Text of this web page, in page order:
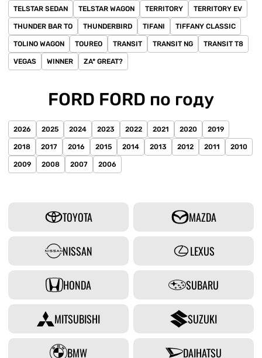
TELSTAR SEDAN TELSTAR WAGON TERRITORY TERRITORY EV
THUNDER BAR TO THUNDERBIRD TIFANI TIFFANY CLASSIC
TOLINO WAGON TOUREO TRANSIT TRANSIT NG TRANSIT T8
VEGAS WINNER ZA* GREAT?
FORD FORD по году
2026 2025 2024 2023 2022 2021 2020 2019
2018 2017 2016 2015 2014 2013 2012 2011 2010
2009 2008 2007 2006
TOYOTA MAZDA
NISSAN LEXUS
HONDA SUBARU
MITSUBISHI SUZUKI
BMW DAIHATSU